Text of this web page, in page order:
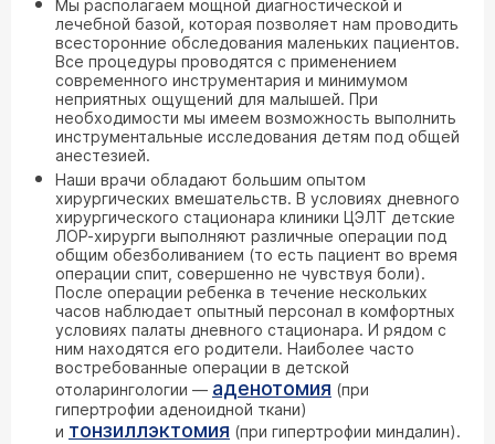
Мы располагаем мощной диагностической и
лечебной базой, которая позволяет нам проводить
всесторонние обследования маленьких пациентов.
Все процедуры проводятся с применением
современного инструментария и минимумом
неприятных ощущений для малышей. При
необходимости мы имеем возможность выполнить
инструментальные исследования детям под общей
анестезией.
Наши врачи обладают большим опытом
хирургических вмешательств. В условиях дневного
хирургического стационара клиники ЦЭЛТ детские
ЛОР-хирурги выполняют различные операции под
общим обезболиванием (то есть пациент во время
операции спит, совершенно не чувствуя боли).
После операции ребенка в течение нескольких
часов наблюдает опытный персонал в комфортных
условиях палаты дневного стационара. И рядом с
ним находятся его родители. Наиболее часто
востребованные операции в детской
отоларингологии — аденотомия (при
гипертрофии аденоидной ткани)
и тонзиллэктомия (при гипертрофии миндалин).